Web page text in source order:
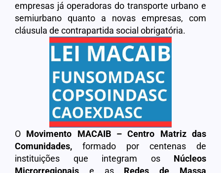
empresas já operadoras do transporte urbano e
semiurbano quanto a novas empresas, com
cláusula de contrapartida social obrigatória.
O Movimento MACAIB – Centro Matriz das
Comunidades, formado por centenas de
instituições que integram os Núcleos
Microrregionais e as Redes de Massa